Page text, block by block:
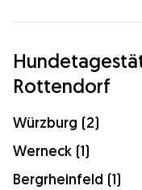
Rottendorf
Würzburg (2)
Werneck (1)
Bergrheinfeld (1)